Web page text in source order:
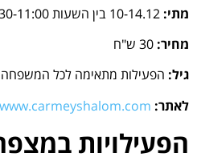
מתי:
מחיר:
גיל: הפעילות מתאימה לכל המשפחה,
לאתר:
הפעילויות